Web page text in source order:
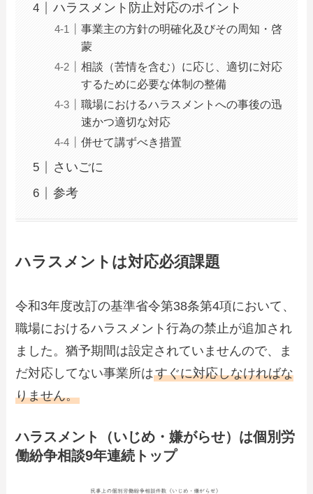
ハラスメント防止対応のポイント
事業主の方針の明確化及びその周知・啓
蒙
相談（苦情を含む）に応じ、適切に対応
するために必要な体制の整備
職場におけるハラスメントへの事後の迅
速かつ適切な対応
併せて講ずべき措置
さいごに
参考
ハラスメントは対応必須課題
令和3年度改訂の基準省令第38条第4項において、
職場におけるハラスメント行為の禁止が追加され
ました。猶予期間は設定されていませんので、ま
だ対応してない事業所はすぐに対応しなければな
りません。
ハラスメント（いじめ・嫌がらせ）は個別労
働紛争相談9年連続トップ